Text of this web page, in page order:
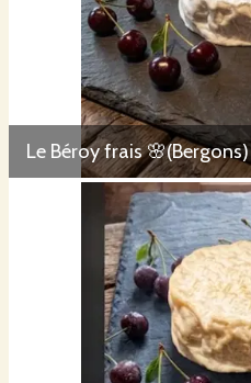
Le Béroy frais 🌸(Bergons)